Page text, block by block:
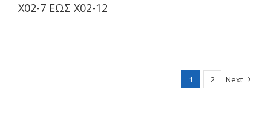
Χ02-7 ΕΩΣ Χ02-12
1 2 Next